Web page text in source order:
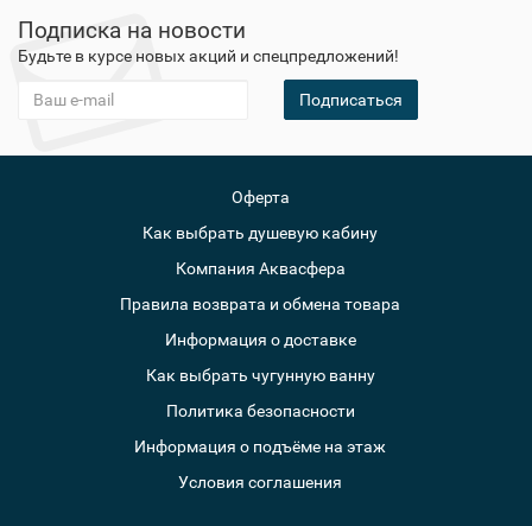
Подписка на новости
Будьте в курсе новых акций и спецпредложений!
Подписаться
Оферта
Как выбрать душевую кабину
Компания Аквасфера
Правила возврата и обмена товара
Информация о доставке
Как выбрать чугунную ванну
Политика безопасности
Информация о подъёме на этаж
Условия соглашения